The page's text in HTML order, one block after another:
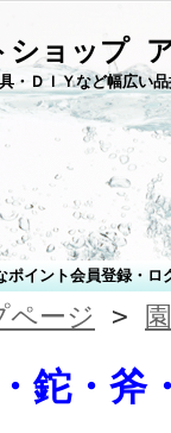
ショップ
・ＤＩＹなど幅広い
ポイント会員登録・ロ
ページ >
鉈・斧